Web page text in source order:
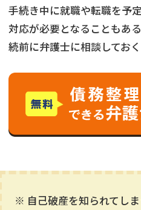
手続き中に就職や転職を予
対応が必要となることもあ
続前に弁護士に相談してお
※ 自己破産を知られてし